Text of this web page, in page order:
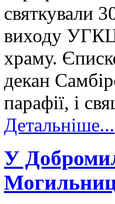
святкували
виходу УГКЦ
храму.
декан
парафії, і
Детальніше...
У